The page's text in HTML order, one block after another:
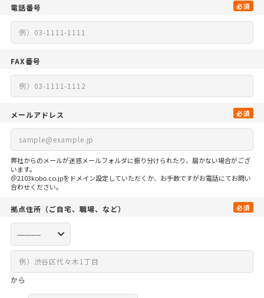
電話番号 必須
FAX番号
メールアドレス 必須
弊社からのメールが迷惑メールフォルダに振り分けられたり、届かない場合がござ
います。
＠2103kobo.co.jpをドメイン設定していただくか、お手数ですがお電話にてお問い
合わせください。
拠点住所 （ご自宅、 職場、など） 必須
から